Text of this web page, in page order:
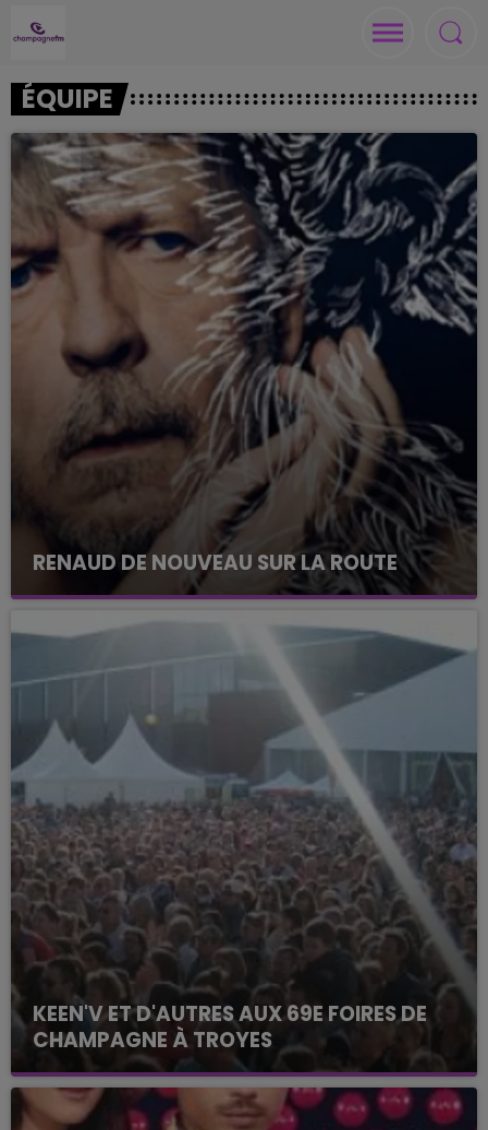
ÉQUIPE
RENAUD DE NOUVEAU SUR LA ROUTE
KEEN'V ET D'AUTRES AUX 69E FOIRES DE
CHAMPAGNE À TROYES